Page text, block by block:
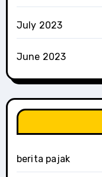
July 2023
June 2023
berita pajak